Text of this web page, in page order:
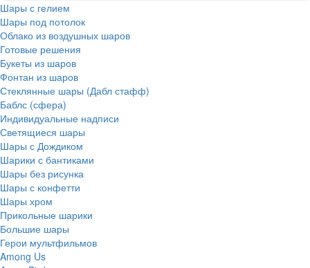
Шары с гелием
Шары под потолок
Облако из воздушных шаров
Готовые решения
Букеты из шаров
Фонтан из шаров
Стеклянные шары (Дабл стафф)
Баблс (сфера)
Индивидуальные надписи
Светящиеся шары
Шары с Дождиком
Шарики с бантиками
Шары без рисунка
Шары с конфетти
Шары хром
Прикольные шарики
Большие шары
Герои мультфильмов
Among Us